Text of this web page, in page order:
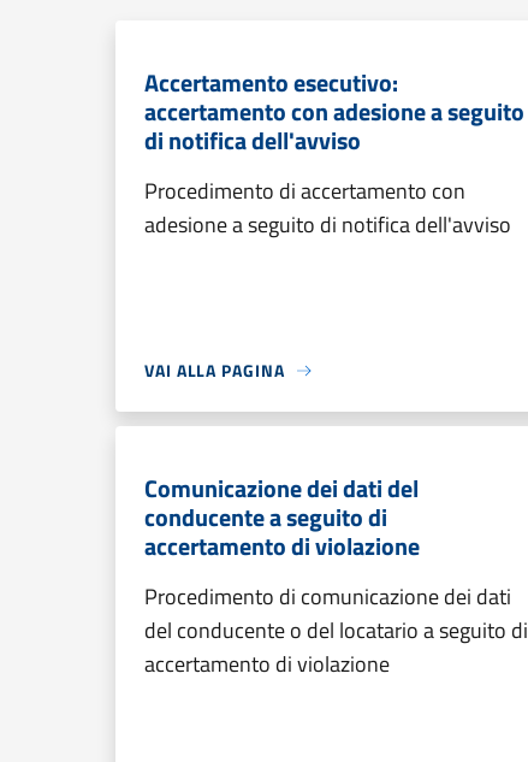
Accertamento esecutivo:
accertamento con adesione a seguito
di notifica dell'avviso
Procedimento di accertamento con
adesione a seguito di notifica dell'avviso
VAI ALLA PAGINA
Comunicazione dei dati del
conducente a seguito di
accertamento di violazione
Procedimento di comunicazione dei dati
del conducente o del locatario a seguito di
accertamento di violazione